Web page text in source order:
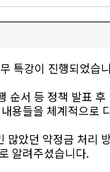
특강이 진행되었습
순서 등 정책 발표 후
용들을 체계적으로
많았던 약정금 처리
알려주셨습니다.